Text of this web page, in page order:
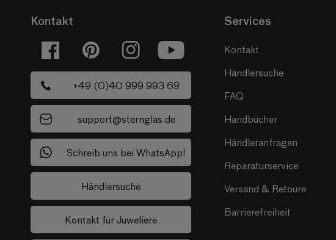
Kontakt
Facebook Pinterest Instagram YouTube
+49 (0)40 999 993 69
support@sternglas.de
Schreib uns bei WhatsApp!
Händlersuche
Kontakt für Juweliere
Services
Kontakt
Händlersuche
FAQ
Handbücher
Händleranfragen
Reparaturservice
Versand & Retoure
Barrierefreiheit